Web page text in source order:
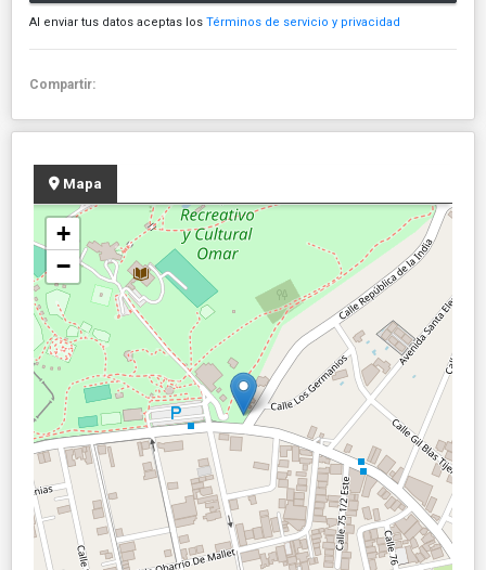
Al enviar tus datos aceptas los Términos de servicio y privacidad
Compartir:
Mapa
+
−